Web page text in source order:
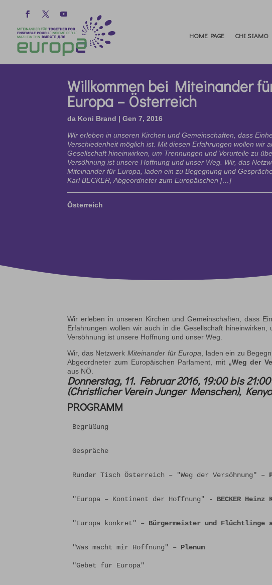
HOME PAGE CHI SIAMO
Willkommen bei Miteinander
Europa – Österreich
da Koni Brand |Gen 7, 2016
Wir erleben in unseren Kirchen und Gemeinschaften, dass
Verschiedenheit möglich ist. Mit diesen Erfahrungen wollen wir
Gesellschaft hineinwirken, um Trennungen und Vorurteile zu
Versöhnung ist unsere Hoffnung und unser Weg. Wir, das
Miteinander für Europa, laden ein zu Begegnung und
Karl BECKER, Abgeordneter zum Europäischen […]
Österreich
Wir erleben in unseren Kirchen und Gemeinschaften, dass
Erfahrungen wollen wir auch in die Gesellschaft
Versöhnung ist unsere Hoffnung und unser Weg.
Wir, das NetzwerkMiteinander für Europa, laden ein zu
Abgeordneter zum Europäischen Parlament, mit„Weg der
aus NÖ.
Donnerstag, 11. Februar 2016, 19:00 bis
(Christlicher Verein Junger Menschen),
PROGRAMM
Begrüßung
Gespräche
Runder Tisch Österreich – "Weg der Versöhnung" –
"Europa – Kontinent der Hoffnung" - BECKER Heinz
"Europa konkret" – Bürgermeister und Flüchtlinge
"Was macht mir Hoffnung" – Plenum
"Gebet für Europa"